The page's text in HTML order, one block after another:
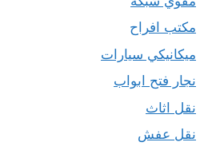
مكتب افراح
ميكانيكي سيارات
نجار فتح ابواب
نقل اثاث
نقل عفش